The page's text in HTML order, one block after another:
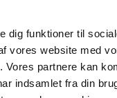
dig funktioner til
vores website med
Vores partnere kan
indsamlet fra din
HANDLER DU
shop